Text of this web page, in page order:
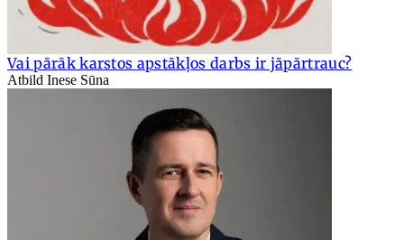
Vai pārāk karstos apstākļos darbs ir jāpārtrauc?
Atbild Inese Sūna